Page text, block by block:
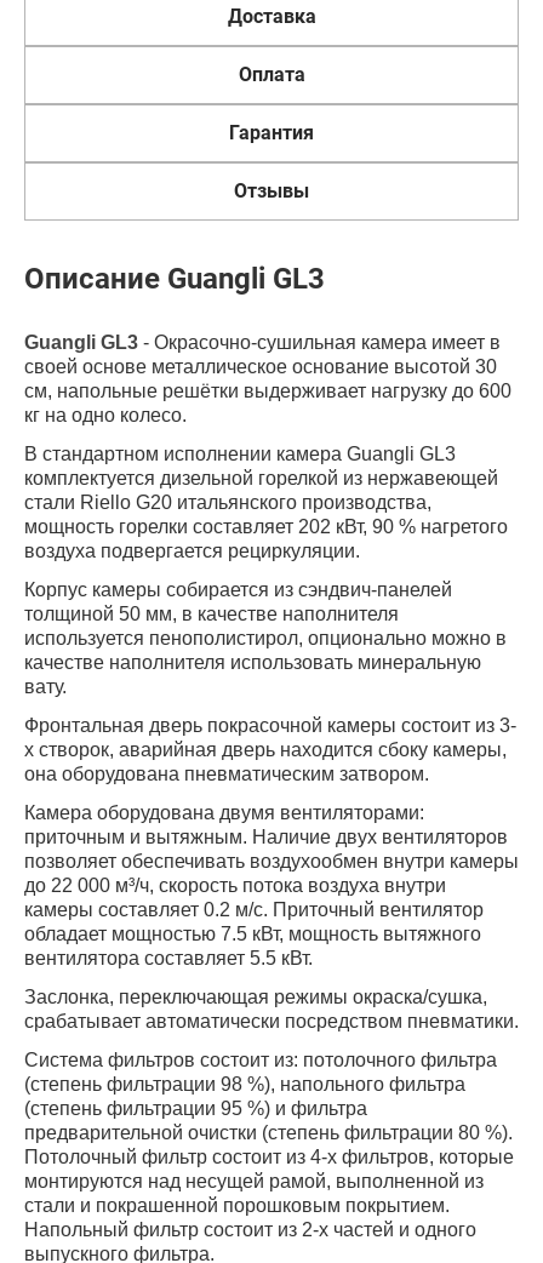
Доставка
Оплата
Гарантия
Отзывы
Описание Guangli GL3
Guangli GL3 - Окрасочно-сушильная камера имеет в
своей основе металлическое основание высотой 30
см, напольные решётки выдерживает нагрузку до 600
кг на одно колесо.
В стандартном исполнении камера Guangli GL3
комплектуется дизельной горелкой из нержавеющей
стали Riello G20 итальянского производства,
мощность горелки составляет 202 кВт, 90 % нагретого
воздуха подвергается рециркуляции.
Корпус камеры собирается из сэндвич-панелей
толщиной 50 мм, в качестве наполнителя
используется пенополистирол, опционально можно в
качестве наполнителя использовать минеральную
вату.
Фронтальная дверь покрасочной камеры состоит из 3-
х створок, аварийная дверь находится сбоку камеры,
она оборудована пневматическим затвором.
Камера оборудована двумя вентиляторами:
приточным и вытяжным. Наличие двух вентиляторов
позволяет обеспечивать воздухообмен внутри камеры
до 22 000 м³/ч, скорость потока воздуха внутри
камеры составляет 0.2 м/с. Приточный вентилятор
обладает мощностью 7.5 кВт, мощность вытяжного
вентилятора составляет 5.5 кВт.
Заслонка, переключающая режимы окраска/сушка,
срабатывает автоматически посредством пневматики.
Система фильтров состоит из: потолочного фильтра
(степень фильтрации 98 %), напольного фильтра
(степень фильтрации 95 %) и фильтра
предварительной очистки (степень фильтрации 80 %).
Потолочный фильтр состоит из 4-х фильтров, которые
монтируются над несущей рамой, выполненной из
стали и покрашенной порошковым покрытием.
Напольный фильтр состоит из 2-х частей и одного
выпускного фильтра.